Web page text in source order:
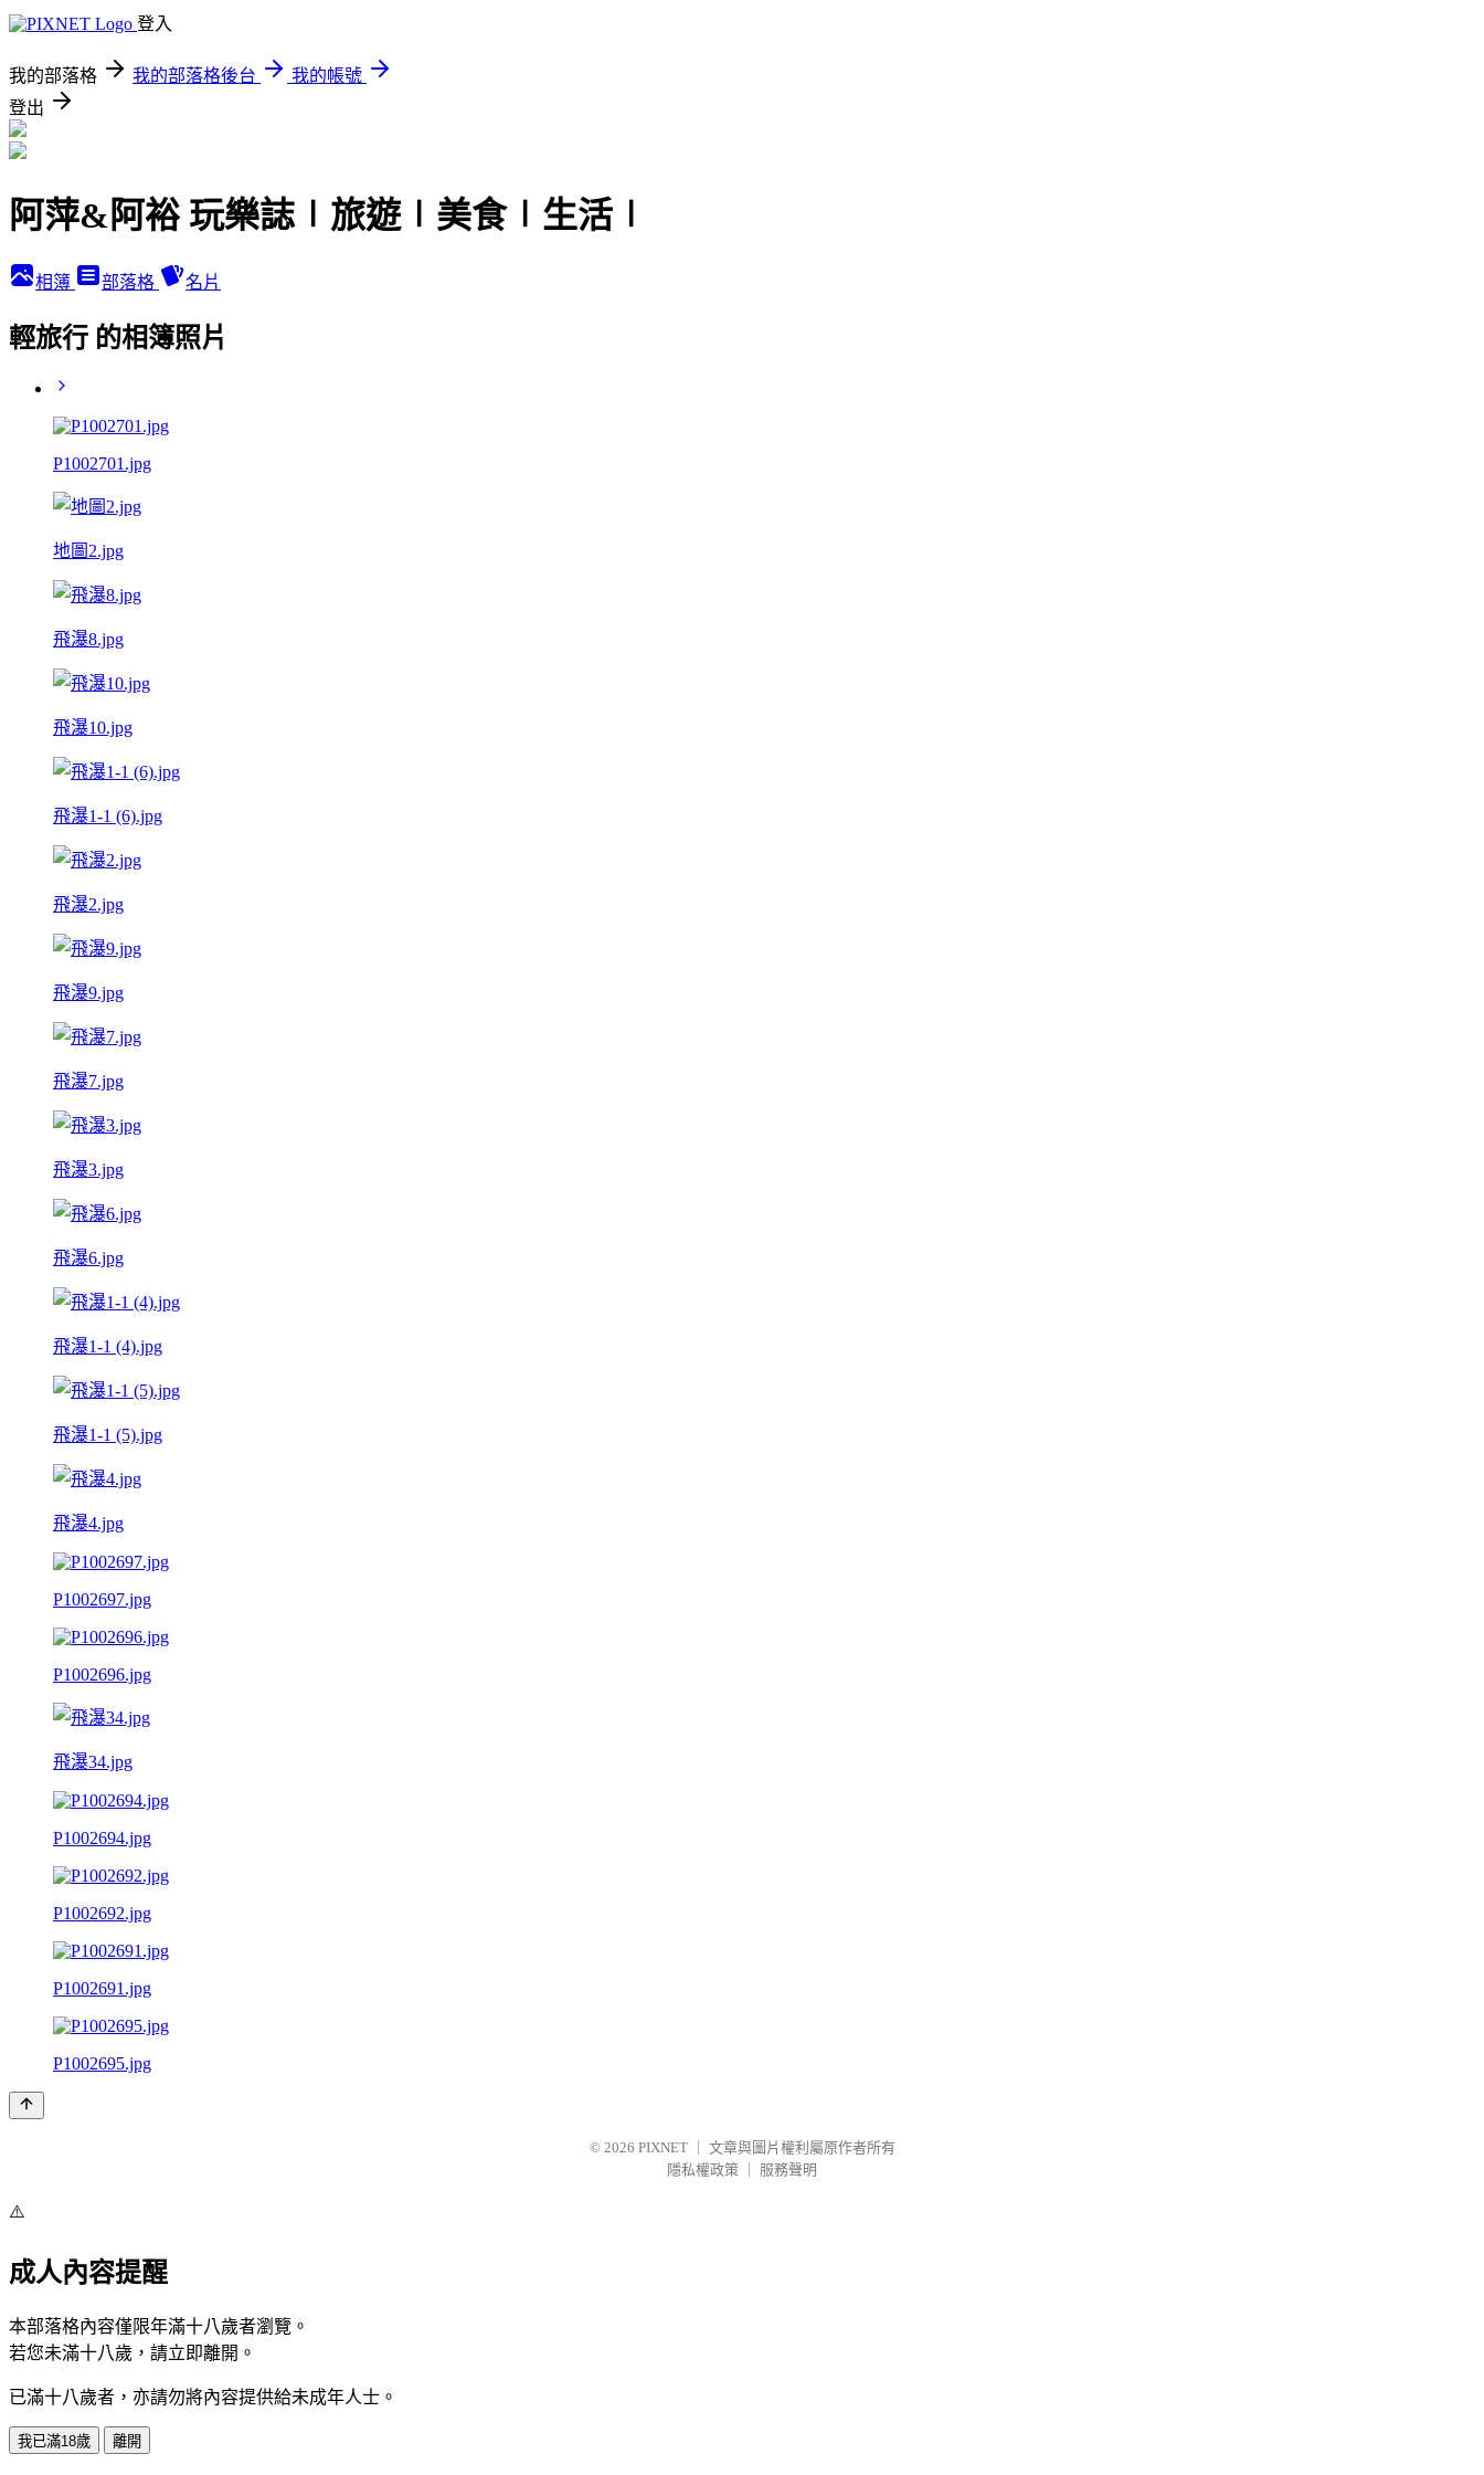
登入
我的部落格 我的部落格後台
我的帳號
登出
阿萍&阿裕 玩樂誌∣旅遊∣美食∣生活∣
相簿 部落格 名片
輕旅行 的相簿照片
P1002701.jpg
地圖2.jpg
飛瀑8.jpg
飛瀑10.jpg
飛瀑1-1 (6).jpg
飛瀑2.jpg
飛瀑9.jpg
飛瀑7.jpg
飛瀑3.jpg
飛瀑6.jpg
飛瀑1-1 (4).jpg
飛瀑1-1 (5).jpg
飛瀑4.jpg
P1002697.jpg
P1002696.jpg
飛瀑34.jpg
P1002694.jpg
P1002692.jpg
P1002691.jpg
P1002695.jpg
© 2026 PIXNET
文章與圖片權利屬原作者所有
隱私權政策
服務聲明
⚠️
成人內容提醒
本部落格內容僅限年滿十八歲者瀏覽。
若您未滿十八歲，請立即離開。
已滿十八歲者，亦請勿將內容提供給未成年人士。
我已滿18歲 離開